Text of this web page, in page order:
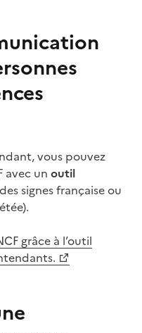
vous pouvez
avec un outil
signes française ou
grâce à l’outil